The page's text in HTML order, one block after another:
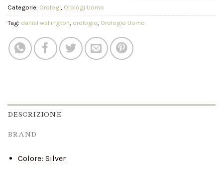
Categorie: Orologi, Orologi Uomo
Tag: daniel wellington, orologio, Orologio Uomo
DESCRIZIONE
BRAND
Colore: Silver